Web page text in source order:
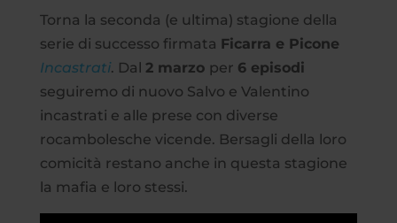
Torna la seconda (e ultima) stagione della
serie di successo firmata Ficarra e Picone
Incastrati. Dal 2 marzo per 6 episodi
seguiremo di nuovo Salvo e Valentino
incastrati e alle prese con diverse
rocambolesche vicende. Bersagli della loro
comicità restano anche in questa stagione
la mafia e loro stessi.